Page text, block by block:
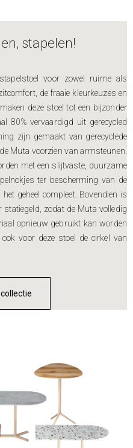
stapelen!
voor zowel ruime als
de fraaie kleurkeuzes en
deze stoel tot een bijzonder
80% vervaardigd uit gerecycled
zijn gemaakt van gerecyclede
Muta voorzien van armsteunen.
met een slijtvaste, duurzame
ter bescherming van de
geheel compleet. Bovendien is
zodat de Muta volledig
opnieuw gebruikt kan worden
voor deze stoel de cirkel van